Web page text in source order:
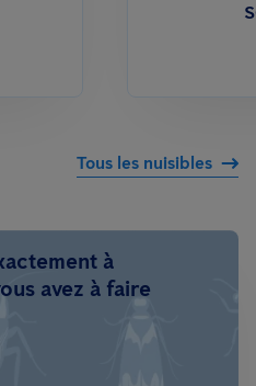
Tous les nuisibles
à
avez à faire